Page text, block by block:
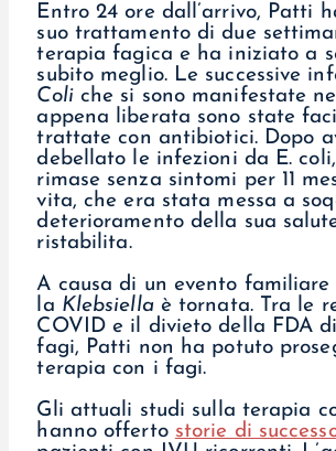
Entro 24 ore dall’arrivo, Patti
suo trattamento di due
terapia fagica e ha iniziato a
subito meglio. Le successive
Coli che si sono manifestate
appena liberata sono state
trattate con antibiotici. Dopo
debellato le infezioni da E.
rimase senza sintomi per 11
vita, che era stata messa a
deterioramento della sua
ristabilita.
A causa di un evento familiare
la Klebsiella è tornata. Tra le
COVID e il divieto della FDA
fagi, Patti non ha potuto
terapia con i fagi.
Gli attuali studi sulla terapia
hanno offerto storie di